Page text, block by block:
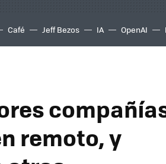
Café Jeff Bezos IA OpenAI
remoto, y